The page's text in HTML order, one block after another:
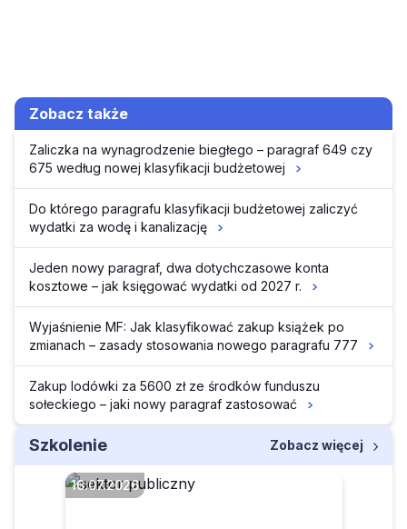
Zobacz także
Zaliczka na wynagrodzenie biegłego – paragraf 649 czy
675 według nowej klasyfikacji budżetowej
Do którego paragrafu klasyfikacji budżetowej zaliczyć
wydatki za wodę i kanalizację
Jeden nowy paragraf, dwa dotychczasowe konta
kosztowe – jak księgować wydatki od 2027 r.
Wyjaśnienie MF: Jak klasyfikować zakup książek po
zmianach – zasady stosowania nowego paragrafu 777
Zakup lodówki za 5600 zł ze środków funduszu
sołeckiego – jaki nowy paragraf zastosować
Szkolenie Zobacz więcej
16.07.2026